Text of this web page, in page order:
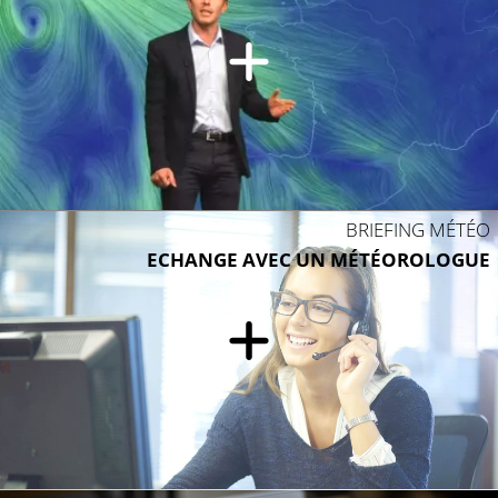
BRIEFING MÉTÉO
ECHANGE AVEC UN MÉTÉOROLOGUE